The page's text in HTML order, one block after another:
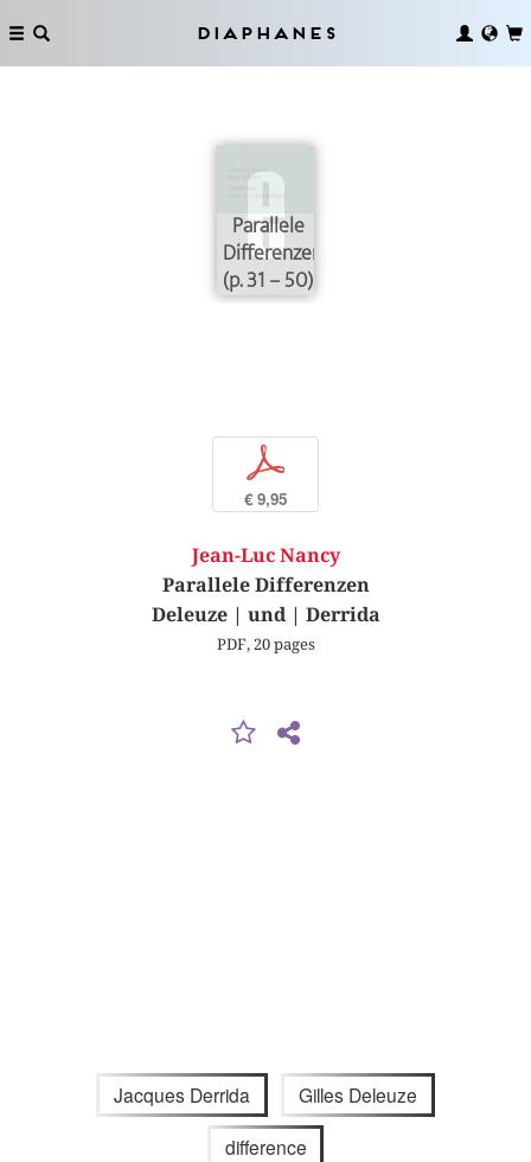
Diaphanes
Parallele
Differenzen
(p. 31 – 50)
p
€ 9,95
Jean-Luc Nancy
Parallele Differenzen
Deleuze | und | Derrida
PDF, 20 pages
Jacques Derrida Gilles Deleuze
difference